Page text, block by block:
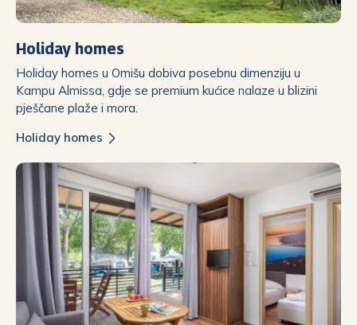
Holiday homes
Holiday homes u Omišu dobiva posebnu dimenziju u
Kampu Almissa, gdje se premium kućice nalaze u blizini
pješčane plaže i mora.
Holiday homes